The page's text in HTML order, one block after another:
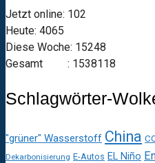
Jetzt online: 102
Heute: 4065
Diese Woche: 15248
Gesamt : 1538118
Schlagwörter-
"grüner" Wasserstoff China
Dekarbonisierung E-Autos EL Niño